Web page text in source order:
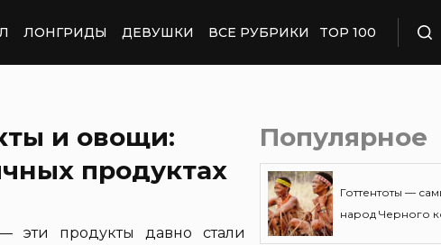
ЛОНГРИДЫ ДЕВУШКИ ВСЕ РУБРИКИ TOP 100
и овощи:
продуктах
эти продукты давно стали
Популярное
Готтентоты —
народ Черного